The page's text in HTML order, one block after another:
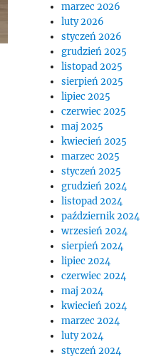
marzec 2026
luty 2026
styczeń 2026
grudzień 2025
listopad 2025
sierpień 2025
lipiec 2025
czerwiec 2025
maj 2025
kwiecień 2025
marzec 2025
styczeń 2025
grudzień 2024
listopad 2024
październik 2024
wrzesień 2024
sierpień 2024
lipiec 2024
czerwiec 2024
maj 2024
kwiecień 2024
marzec 2024
luty 2024
styczeń 2024